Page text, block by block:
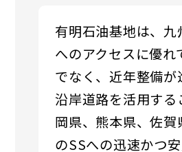
有明石油基地は、九
へのアクセスに優れ
でなく、近年整備が
沿岸道路を活用する
岡県、熊本県、佐賀
のSSへの迅速かつ